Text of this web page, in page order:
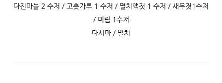
다진마늘 2 수저 / 고춧가루 1 수저 / 멸치액젓 1 수저 / 새우젓1수저
/ 미림 1수저
다시마 / 멸치